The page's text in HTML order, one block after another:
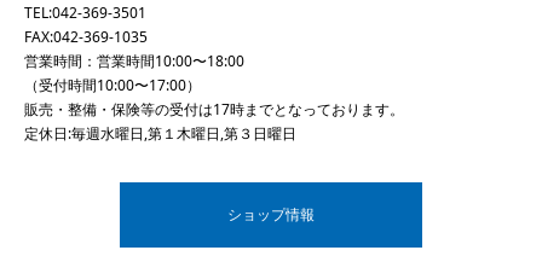
TEL:042-369-3501
FAX:042-369-1035
営業時間：営業時間10:00〜18:00
（受付時間10:00〜17:00）
販売・整備・保険等の受付は17時までとなっております。
定休日:毎週水曜日,第１木曜日,第３日曜日
ショップ情報